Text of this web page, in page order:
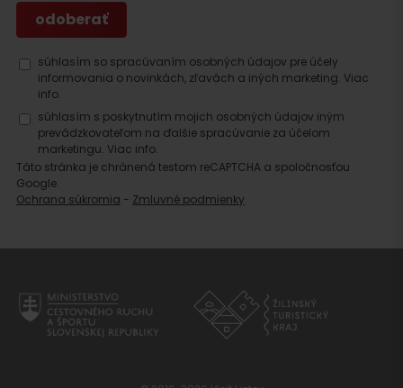
ubytovanie
súhlasím so spracúvaním osobných údajov pre účely
informovania o novinkách, zľavách a iných marketing. Viac
info.
súhlasím s poskytnutím mojich osobných údajov iným
prevádzkovateľom na ďalšie spracúvanie za účelom
marketingu. Viac info.
Táto stránka je chránená testom reCAPTCHA a spoločnosťou
Google.
Ochrana súkromia - Zmluvné podmienky